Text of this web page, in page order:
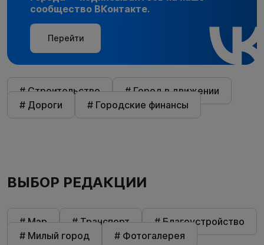
сообщество ВКонтакте.
Перейти
# Строительство
# Город в движении
# Дороги
# Городские финансы
ВЫБОР РЕДАКЦИИ
# Мэр # Транспорт
# Благоустройство
# Милый город
# Фотогалерея